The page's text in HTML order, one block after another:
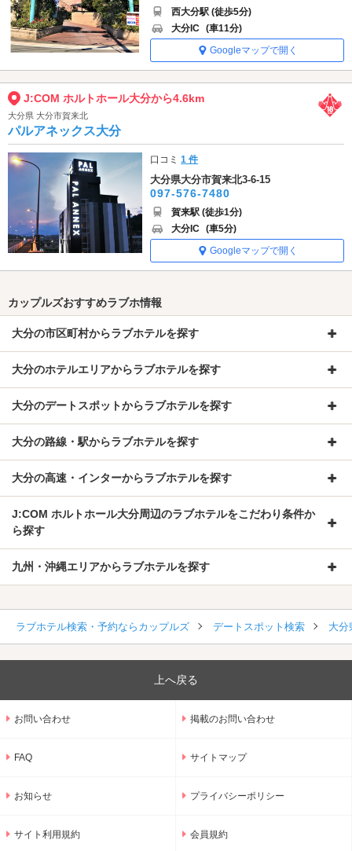
西大分駅 (徒歩5分)
大分IC (車11分)
Googleマップで開く
J:COM ホルトホール大分から4.6km
大分県 大分市賀来北
パルアネックス大分
口コミ1 件
大分県大分市賀来北3-6-15
097-576-7480
賀来駅 (徒歩1分)
大分IC (車5分)
Googleマップで開く
カップルズおすすめラブホ情報
大分の市区町村からラブホテルを探す
大分のホテルエリアからラブホテルを探す
大分のデートスポットからラブホテルを探す
大分の路線・駅からラブホテルを探す
大分の高速・インターからラブホテルを探す
J:COM ホルトホール大分周辺のラブホテルをこだわり条件か
ら探す
九州・沖縄エリアからラブホテルを探す
ラブホテル検索・予約ならカップルズ デートスポット検索 大分
上へ戻る
お問い合わせ 掲載のお問い合わせ
FAQ サイトマップ
お知らせ プライバシーポリシー
サイト利用規約 会員規約